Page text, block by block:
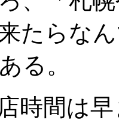
たらな
る。
時間は